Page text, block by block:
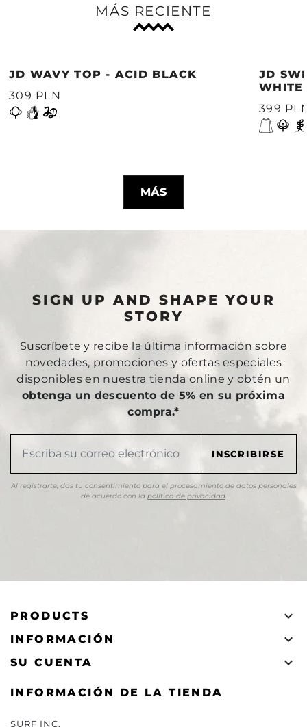
MÁS RECIENTE
JD WAVY TOP - ACID BLACK
309 PLN
JD
WHITE
399
MÁS
SIGN UP AND SHAPE YOUR
STORY
Suscríbete y recibe la última información sobre
novedades, promociones y ofertas especiales
disponibles en nuestra tienda online y obtén un
obtenga un descuento de 5% en su próxima
compra.*
Al registrarte, das tu consentimiento para el procesamiento de datos personales
de acuerdo con la política de privacidad.
PRODUCTS 
INFORMACIÓN 
SU CUENTA 
INFORMACIÓN DE LA TIENDA
SURF INC.